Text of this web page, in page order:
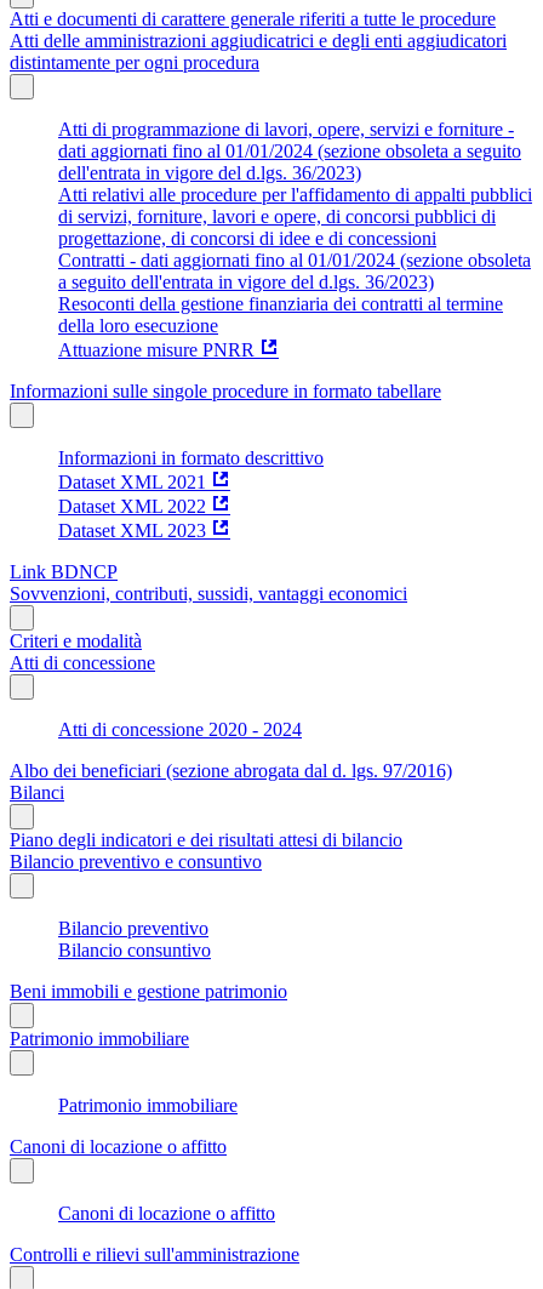
Atti e documenti di carattere generale riferiti a tutte le procedure
Atti delle amministrazioni aggiudicatrici e degli enti aggiudicatori
distintamente per ogni procedura
Atti di programmazione di lavori, opere, servizi e forniture -
dati aggiornati fino al 01/01/2024 (sezione obsoleta a seguito
dell'entrata in vigore del d.lgs. 36/2023)
Atti relativi alle procedure per l'affidamento di appalti pubblici
di servizi, forniture, lavori e opere, di concorsi pubblici di
progettazione, di concorsi di idee e di concessioni
Contratti - dati aggiornati fino al 01/01/2024 (sezione obsoleta
a seguito dell'entrata in vigore del d.lgs. 36/2023)
Resoconti della gestione finanziaria dei contratti al termine
della loro esecuzione
Attuazione misure PNRR
Informazioni sulle singole procedure in formato tabellare
Informazioni in formato descrittivo
Dataset XML 2021
Dataset XML 2022
Dataset XML 2023
Link BDNCP
Sovvenzioni, contributi, sussidi, vantaggi economici
Criteri e modalità
Atti di concessione
Atti di concessione 2020 - 2024
Albo dei beneficiari (sezione abrogata dal d. lgs. 97/2016)
Bilanci
Piano degli indicatori e dei risultati attesi di bilancio
Bilancio preventivo e consuntivo
Bilancio preventivo
Bilancio consuntivo
Beni immobili e gestione patrimonio
Patrimonio immobiliare
Patrimonio immobiliare
Canoni di locazione o affitto
Canoni di locazione o affitto
Controlli e rilievi sull'amministrazione